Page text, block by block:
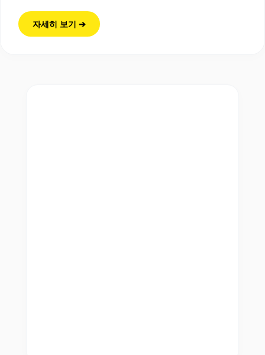
자세히 보기 ➔